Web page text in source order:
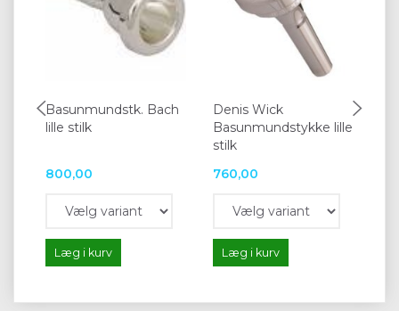
Basunmundstk. Bach
lille stilk
800,00
Læg i kurv
Denis Wick
Basunmundstykke lille
stilk
760,00
Læg i kurv